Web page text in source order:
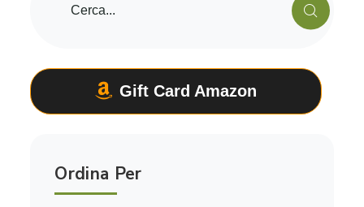
Gift Card Amazon
Ordina Per